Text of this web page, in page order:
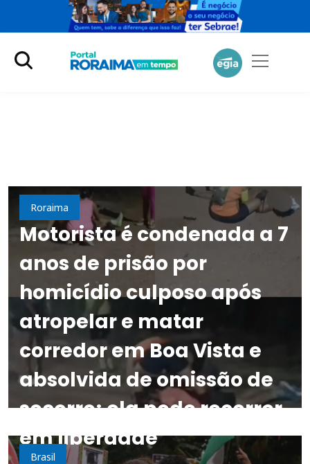
Roraima
Motorista é condenada a 7
anos de prisão por
homicídio culposo após
atropelar e matar
corredor em Boa Vista e
absolvida de omissão de
socorro; ela pode recorrer
em liberdade
Brasil